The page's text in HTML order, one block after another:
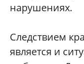
нарушениях.
Следствием
является и